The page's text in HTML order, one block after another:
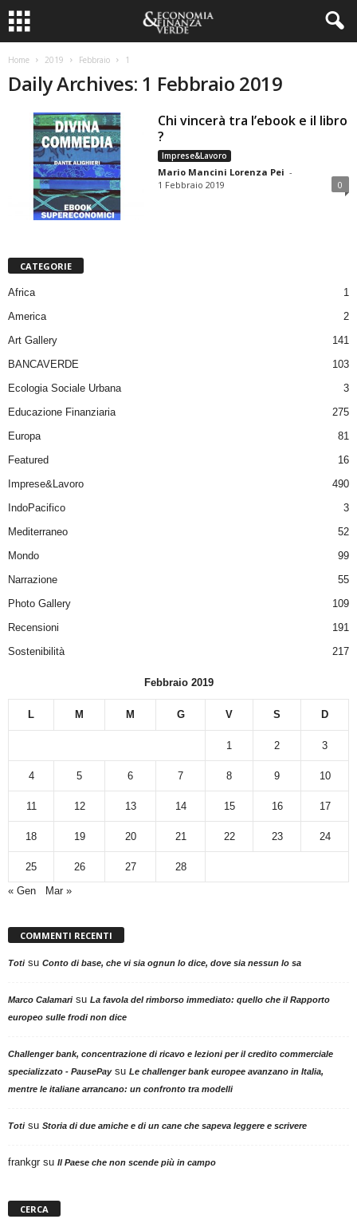
Home 2019 Febbraio 1
Daily Archives: 1 Febbraio 2019
Chi vincerà tra l’ebook e il libro
?
Imprese&Lavoro
Mario Mancini Lorenza Pei -
1 Febbraio 2019
0
CATEGORIE
Africa
1
America
2
Art Gallery
141
BANCAVERDE
103
Ecologia Sociale Urbana
3
Educazione Finanziaria
275
Europa
81
Featured
16
Imprese&Lavoro
490
IndoPacifico
3
Mediterraneo
52
Mondo
99
Narrazione
55
Photo Gallery
109
Recensioni
191
Sostenibilità
217
Febbraio 2019
L M M G V S D
1 2 3
4 5 6 7 8 9 10
11 12 13 14 15 16 17
18 19 20 21 22 23 24
25 26 27
28
« Gen
Mar »
COMMENTI RECENTI
Totisu Conto di base, che vi sia ognun lo dice, dove sia nessun lo sa
Marco Calamarisu La favola del rimborso immediato: quello che il Rapporto
europeo sulle frodi non dice
Challenger bank, concentrazione di ricavo e lezioni per il credito commerciale
specializzato - PausePaysu Le challenger bank europee avanzano in Italia,
mentre le italiane arrancano: un confronto tra modelli
Totisu Storia di due amiche e di un cane che sapeva leggere e scrivere
frankgr su Il Paese che non scende più in campo
CERCA